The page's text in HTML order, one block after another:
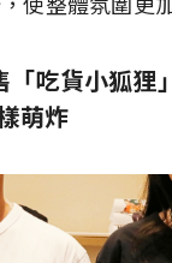
吃貨小狐狸
萌炸